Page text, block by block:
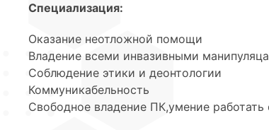
Специализация:
Оказание неотложной помощи
Владение всеми инвазивными
Соблюдение этики и деонтологии
Коммуникабельность
Свободное владение ПК,умение